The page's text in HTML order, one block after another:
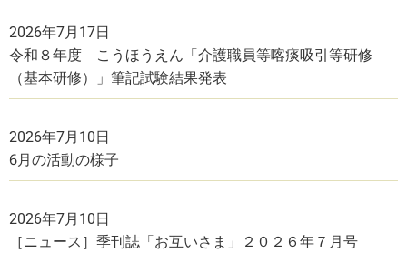
2026年7月17日
令和８年度 こうほうえん「介護職員等喀痰吸引等研修
（基本研修）」筆記試験結果発表
2026年7月10日
6月の活動の様子
2026年7月10日
［ニュース］季刊誌「お互いさま」２０２６年７月号